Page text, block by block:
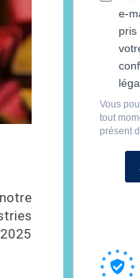
e-
pris
Vous
tout
présent